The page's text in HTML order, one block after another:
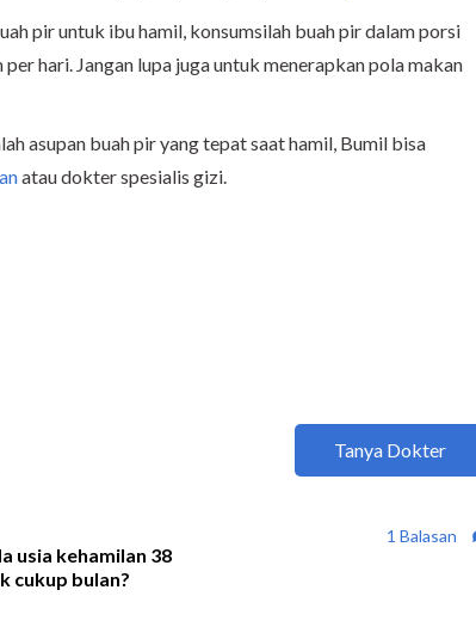
pir untuk ibu hamil, konsumsilah buah pir dalam porsi
hari. Jangan lupa juga untuk menerapkan pola makan
asupan buah pir yang tepat saat hamil, Bumil bisa
atau dokter spesialis gizi.